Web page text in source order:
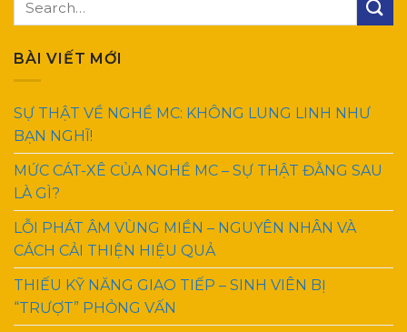
BÀI VIẾT MỚI
SỰ THẬT VỀ NGHỀ MC: KHÔNG LUNG LINH NHƯ
BẠN NGHĨ!
MỨC CÁT-XÊ CỦA NGHỀ MC – SỰ THẬT ĐẰNG SAU
LÀ GÌ?
LỖI PHÁT ÂM VÙNG MIỀN – NGUYÊN NHÂN VÀ
CÁCH CẢI THIỆN HIỆU QUẢ
THIẾU KỸ NĂNG GIAO TIẾP – SINH VIÊN BỊ
“TRƯỢT” PHỎNG VẤN